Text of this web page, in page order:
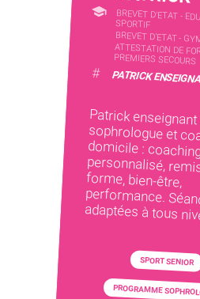
BREVET D'ETAT -
SPORTIF
BREVET D'ETAT -
ATTESTATION DE
PREMIERS SECOURS
# PATRICK
Patrick enseignant
sophrologue et
domicile :
personnalisé,
forme, bien-
performance.
adaptées à tous
SPORT SENIOR
PROGRAMME